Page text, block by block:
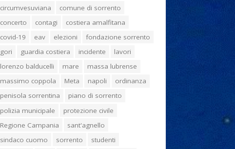
circumvesuviana
comune di sorrento
concerto
contagi
costiera amalfitana
covid-19
eav elezioni
fondazione sorrento
gori
guardia costiera incidente
lavori
lorenzo balducelli
mare
massa lubrense
massimo coppola
Meta napoli
ordinanza
penisola sorrentina
piano di sorrento
polizia municipale
protezione civile
Regione Campania
sant'agnello
sindaco cuomo
sorrento
studenti